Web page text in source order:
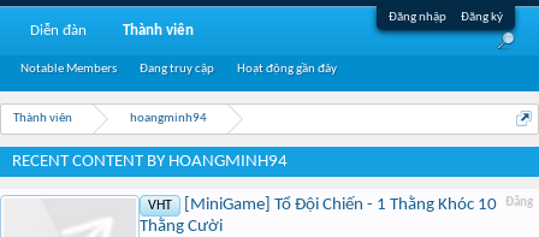
Đăng nhập Đăng ký
Thành viên hoangminh94
RECENT CONTENT BY HOANGMINH94
Đăng
VHT
[MiniGame] Tổ Đội Chiến - 1 Thằng Khóc 10
Thằng Cười
Diễn đàn Thành viên
Notable Members Đang truy cập Hoạt động gần đây